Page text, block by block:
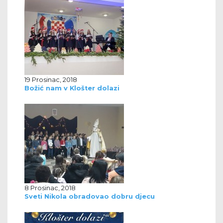
19 Prosinac, 2018
Božić nam v Klošter dolazi
8 Prosinac, 2018
Sveti Nikola obradovao dobru djecu